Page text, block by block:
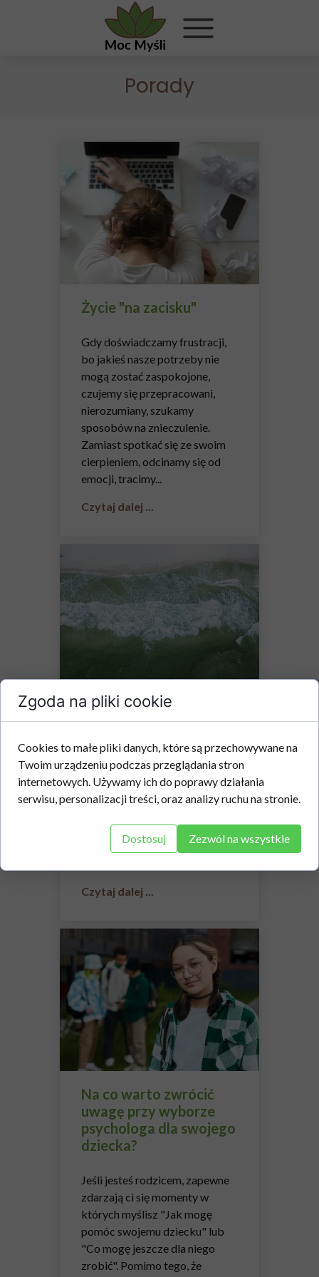
Porady
Życie "na zacisku"
Gdy doświadczamy frustracji,
bo jakieś nasze potrzeby nie
mogą zostać zaspokojone,
czujemy się przepracowani,
nierozumiany, szukamy
sposobów na znieczulenie.
Zamiast spotkać się ze swoim
cierpieniem, odcinamy się od
emocji, tracimy...
Czytaj dalej ...
Czy nasze myśli mają
moc?
Często słyszymy powiedzenie:
"Twoje myśli mają moc", ale czy
to prawda? Czy nasze myśli
Otóż tak! Psychologia
dostarcza nam wglądu w to, jak
Czytaj dalej ...
Na co warto zwrócić
uwagę przy wyborze
psychologa dla swojego
dziecka?
Jeśli jesteś rodzicem, zapewne
zdarzają ci się momenty w
których myślisz "Jak mogę
pomóc swojemu dziecku" lub
"Co mogę jeszcze dla niego
zrobić". Pomimo tego, że
Zgoda na pliki cookie
Cookies to małe pliki danych, które są przechowywane na
Twoim urządzeniu podczas przeglądania stron
internetowych. Używamy ich do poprawy działania
serwisu, personalizacji treści, oraz analizy ruchu na stronie.
Dostosuj Zezwól na wszystkie